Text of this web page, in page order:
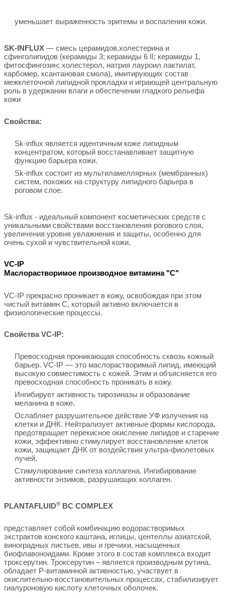
уменьшает выраженность эритемы и воспаления кожи.
SK-INFLUX — смесь церамидов,холестерина и
сфинголипидов (керамиды 3; керамиды 6 II; керамиды 1,
фитосфингозин; холестерол, натрия лауроил лактилат,
карбомер, ксантановая смола), имитирующих состав
межклеточной липидной прокладки и играющей центральную
роль в удержании влаги и обеспечении гладкого рельефа
кожи
Свойства:
Sk-influx является идентичным коже липидным
концентратом, который восстанавливает защитную
функцию барьера кожи.
Sk-influx состоит из мультиламеллярных (мембранных)
систем, похожих на структуру липидного барьера в
роговом слое.
Sk-influx - идеальный компонент косметических средств с
уникальными свойствами восстановления рогового слоя,
увеличения уровня увлажнения и защиты, особенно для
очень сухой и чувствительной кожи.
VC-IP
Маслорастворимое производное витамина "С"
VC-IP прекрасно проникает в кожу, освобождая при этом
чистый витамин С, который активно включается в
физиологические процессы.
Свойства VC-IP:
Превосходная проникающая способность сквозь кожный
барьер. VC-IP — это маслорастворимый липид, имеющий
высокую совместимость с кожей. Этим и объясняется его
превосходная способность проникать в кожу.
Ингибирует активность тирозиназы и образование
меланина в коже.
Ослабляет разрушительное действие УФ излучения на
клетки и ДНК. Нейтрализует активные формы кислорода,
предотвращает перекисное окисление липидов и старение
кожи, эффективно стимулирует восстановление клеток
кожи, защищает ДНК от воздействия ультра-фиолетовых
лучей.
Стимулирование синтеза коллагена. Ингибирование
активности энзимов, разрушающих коллаген.
PLANTAFLUID® BC COMPLEX
представляет собой комбинацию водорастворимых
экстрактов конского каштана, иглицы, центеллы азиатской,
виноградных листьев, ивы и гречихи, насыщенных
биофлавоноидами. Кроме этого в состав комплекса входит
троксерутин. Троксерутин – является производным рутина,
обладает Р-витаминной активностью, участвует в
окислительно-восстановительных процессах, стабилизирует
гиалуроновую кислоту клеточных оболочек.